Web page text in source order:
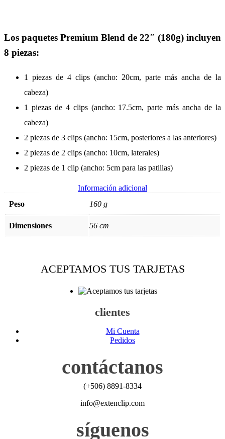
Los paquetes Premium Blend de 22″ (180g) incluyen
8 piezas:
1 piezas de 4 clips (ancho: 20cm, parte más ancha de la
cabeza)
1 piezas de 4 clips (ancho: 17.5cm, parte más ancha de la
cabeza)
2 piezas de 3 clips (ancho: 15cm, posteriores a las anteriores)
2 piezas de 2 clips (ancho: 10cm, laterales)
2 piezas de 1 clip (ancho: 5cm para las patillas)
Información adicional
Peso
160 g
Dimensiones 56 cm
ACEPTAMOS TUS TARJETAS
clientes
Mi Cuenta
Pedidos
contáctanos
(+506) 8891-8334
info@extenclip.com
síguenos